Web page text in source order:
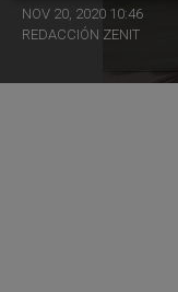
NOV 20, 2020 10:46
REDACCIÓN ZENIT